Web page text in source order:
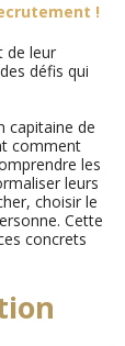
!
de leur
défis qui
capitaine de
comment
les
leurs
choisir le
Cette
concrets